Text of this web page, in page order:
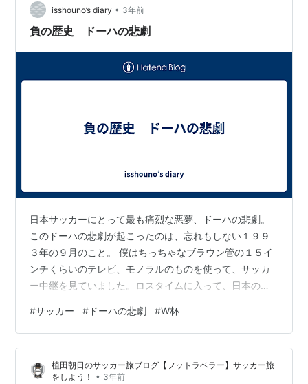
した。 イラクは対日本としてシステムを変更して挑みま
したが、序盤から日本が主導…
isshouno’s diary • 3年前
負の歴史 ドーハの悲劇
日本サッカーにとって最も痛烈な悪夢、ドーハの悲劇。
このドーハの悲劇が起こったのは、忘れもしない１９９
３年の９月のこと。 僕はちっちゃなブラウン管の１５イ
ンチくらいのテレビ、モノラルのものを使って、サッカ
ー中継を見ていました。ロスタイムに入って、日本のサ
めた頃のこと。 僕の記憶が確かなら、１０番（エース）
のラモスは確か、カメラに向かってガッツポーズをした
はずです。会心の勝利による、ワールドカップが迫って
いました。 ゴールが決まった瞬間、何かの芝居のように
#サッカー # ドーハの悲劇 #W杯
植田朝日のサッカー旅ブログ【フットラベラー】サッカー旅
をしよう！
• 3年前